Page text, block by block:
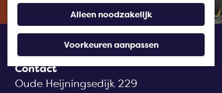
Alleen noodzakelijk
Voorkeuren aanpassen
m
Eethuis de Polder
Contact
Oude Heijningsedijk 229